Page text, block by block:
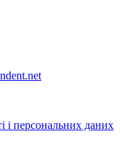
і персональних даних